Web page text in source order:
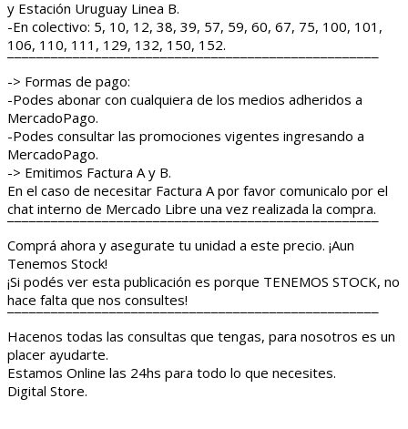
y Estación Uruguay Linea B.
-En colectivo: 5, 10, 12, 38, 39, 57, 59, 60, 67, 75, 100, 101,
106, 110, 111, 129, 132, 150, 152.
¯¯¯¯¯¯¯¯¯¯¯¯¯¯¯¯¯¯¯¯¯¯¯¯¯¯¯¯¯¯¯¯¯¯¯¯¯¯¯¯¯¯¯¯¯¯¯¯¯¯¯
-> Formas de pago:
-Podes abonar con cualquiera de los medios adheridos a
MercadoPago.
-Podes consultar las promociones vigentes ingresando a
MercadoPago.
-> Emitimos Factura A y B.
En el caso de necesitar Factura A por favor comunicalo por el
chat interno de Mercado Libre una vez realizada la compra.
¯¯¯¯¯¯¯¯¯¯¯¯¯¯¯¯¯¯¯¯¯¯¯¯¯¯¯¯¯¯¯¯¯¯¯¯¯¯¯¯¯¯¯¯¯¯¯¯¯¯¯
Comprá ahora y asegurate tu unidad a este precio. ¡Aun
Tenemos Stock!
¡Si podés ver esta publicación es porque TENEMOS STOCK, no
hace falta que nos consultes!
¯¯¯¯¯¯¯¯¯¯¯¯¯¯¯¯¯¯¯¯¯¯¯¯¯¯¯¯¯¯¯¯¯¯¯¯¯¯¯¯¯¯¯¯¯¯¯¯¯¯¯
Hacenos todas las consultas que tengas, para nosotros es un
placer ayudarte.
Estamos Online las 24hs para todo lo que necesites.
Digital Store.